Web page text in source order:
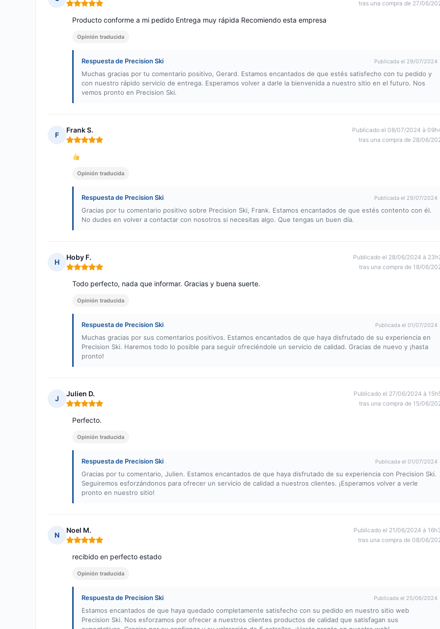
Nota: 5 de 5
tras una compra de 27/06/
Producto conforme a mi pedido Entrega muy rápida Recomiendo esta empresa
Opinión traducida
Respuesta de Precision Ski Publicada el 29/07/2024
Muchas gracias por tu comentario positivo, Gerard. Estamos encantados de que estés satisfecho con tu pedido y
con nuestro rápido servicio de entrega. Esperamos volver a darle la bienvenida a nuestro sitio en el futuro. Nos
vemos pronto en Precision Ski.
F
Frank S.
Nota: 5 de 5
Publicado el 08/07/2024 à
tras una compra de 28/06/
Opinión traducida
Respuesta de Precision Ski Publicada el 29/07/2024
Gracias por tu comentario positivo sobre Precision Ski, Frank. Estamos encantados de que estés contento con él.
No dudes en volver a contactar con nosotros si necesitas algo. Que tengas un buen día.
H
Hoby F.
Nota: 5 de 5
Publicado el 28/06/2024 à
tras una compra de 18/06/
Todo perfecto, nada que informar. Gracias y buena suerte.
Opinión traducida
Respuesta de Precision Ski Publicada el 01/07/2024
Muchas gracias por sus comentarios positivos. Estamos encantados de que haya disfrutado de su experiencia en
Precision Ski. Haremos todo lo posible para seguir ofreciéndole un servicio de calidad. Gracias de nuevo y ¡hasta
pronto!
J
Julien D.
Nota: 5 de 5
Publicado el 27/06/2024 à
tras una compra de 15/06/
Perfecto.
Opinión traducida
Respuesta de Precision Ski Publicada el 01/07/2024
Gracias por tu comentario, Julien. Estamos encantados de que haya disfrutado de su experiencia con Precision Ski.
Seguiremos esforzándonos para ofrecer un servicio de calidad a nuestros clientes. ¡Esperamos volver a verle
pronto en nuestro sitio!
N
Noel M.
Nota: 5 de 5
Publicado el 21/06/2024 à
tras una compra de 08/06/
recibido en perfecto estado
Opinión traducida
Respuesta de Precision Ski Publicada el 25/06/2024
Estamos encantados de que haya quedado completamente satisfecho con su pedido en nuestro sitio web
Precision Ski. Nos esforzamos por ofrecer a nuestros clientes productos de calidad que satisfagan sus